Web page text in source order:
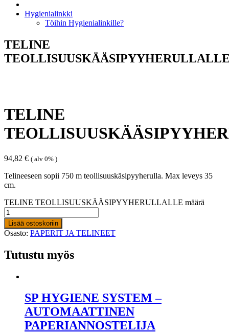
Hygienialinkki
Töihin Hygienialinkille?
TELINE
TELINE
94,82 € ( alv 0% )
Telineeseen sopii 750 m teollisuuskäsipyyherulla. Max leveys 35
cm.
TELINE TEOLLISUUSKÄÄSIPYYHERULLALLE määrä
Lisää ostoskoriin
Osasto: PAPERIT JA TELINEET
Tutustu myös
SP HYGIENE SYSTEM –
AUTOMAATTINEN
PAPERIANNOSTELIJA